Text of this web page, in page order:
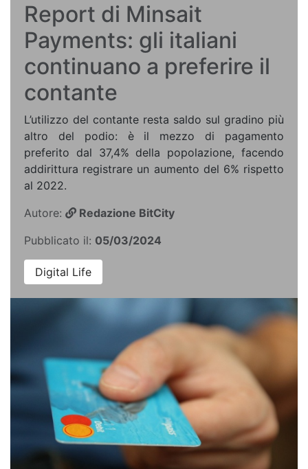
Report di Minsait
Payments: gli italiani
continuano a preferire il
contante
L’utilizzo del contante resta saldo sul gradino più
altro del podio: è il mezzo di pagamento
preferito dal 37,4% della popolazione, facendo
addirittura registrare un aumento del 6% rispetto
al 2022.
Autore:
Redazione BitCity
Pubblicato il: 05/03/2024
Digital Life